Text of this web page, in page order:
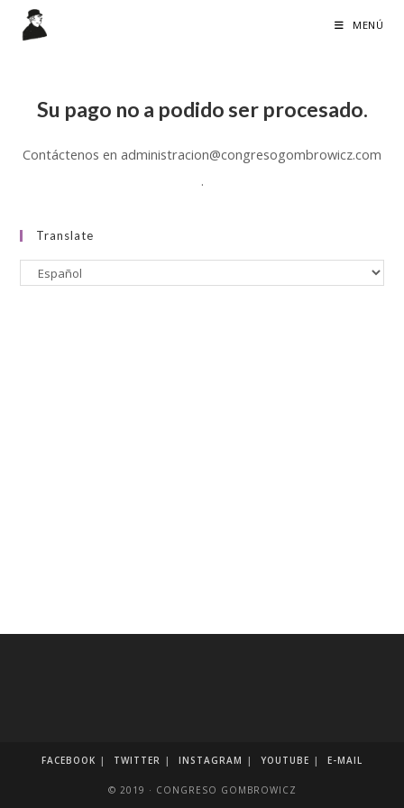
MENÚ
Su pago no a podido ser procesado.
Contáctenos en administracion@congresogombrowicz.com
.
Translate
FACEBOOK TWITTER INSTAGRAM YOUTUBE E-MAIL
© 2019 · CONGRESO GOMBROWICZ